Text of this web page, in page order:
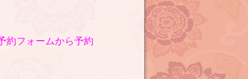
約フォームから予約